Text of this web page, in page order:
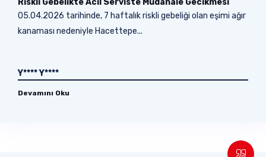
05.04.2026 tarihinde, 7 haftalık riskli gebeliği olan eşimi ağır
kanaması nedeniyle Hacettepe...
Y**** Y****
Devamını Oku